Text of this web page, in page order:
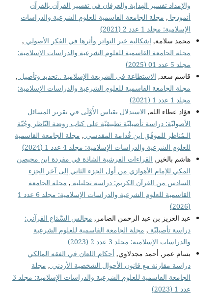
والإمداد تفسير الهداية والعرفان في تفسير القرآن بالقرآن
أنموذجا , مجلة الجامعة القاسمية للعلوم الشرعية والدراسات
الإسلامية: مجلد 1 عدد 2 (2021)
محمد سلامة, إشكالية خبر التواتر وأثرها في الفكر الأصولي ,
مجلة الجامعة القاسمية للعلوم الشرعية والدراسات الإسلامية:
مجلد 5 عدد 01 (2025)
قاسم سعد, الاستطاعة في الشريعة الإسلامية ..تحديد وتأصيل ,
مجلة الجامعة القاسمية للعلوم الشرعية والدراسات الإسلامية:
مجلد 1 عدد 1 (2021)
فؤاد عطاء الله, الاستدلال بقياس الأَوْلَى في تقرير المسائل
الأصوليّة: دراسة تأصيليّة تطبيقيّة على كتاب روضة النّاظر وجُنّة
الـمُناظر للموفّق ابن قُدامة المقدسي , مجلة الجامعة القاسمية
للعلوم الشرعية والدراسات الإسلامية: مجلد 4 عدد 1 (2024)
هاشم بالخير, القراءات الفرشية الشاذة في مفردة ابن محيصن
المكي للإمام الأهوازي من أول الجزء الثاني إلى آخر الجزء
السادس من القرآن الكريم: دراسة تحليلية , مجلة الجامعة
القاسمية للعلوم الشرعية والدراسات الإسلامية: مجلد 6 عدد 1
(2026)
عبد العزيز بن عبد الرحمن الضامر, مجالس السَّمَاع القرآني:
دراسة تأصيليّة , مجلة الجامعة القاسمية للعلوم الشرعية
والدراسات الإسلامية: مجلد 3 عدد 2 (2023)
بسام عمر, أحمد مجدلاوي, أحكام اللعان في الفقه المالكي
دراسة مقارنة مع قانون الأحوال الشخصية الأردني , مجلة
الجامعة القاسمية للعلوم الشرعية والدراسات الإسلامية: مجلد 3
عدد 1 (2023)